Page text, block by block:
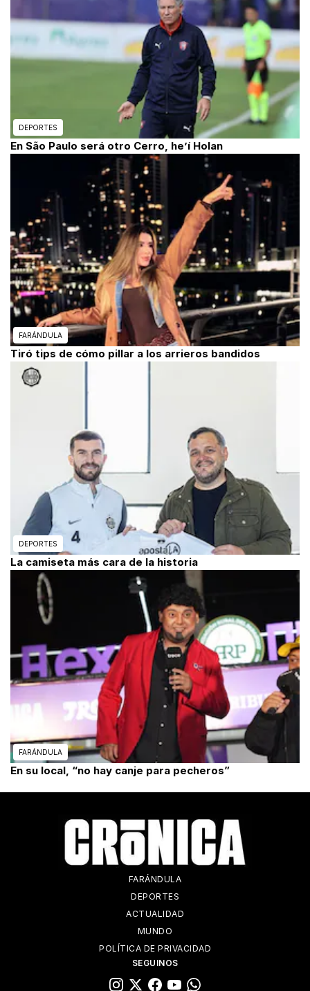
DEPORTES
En São Paulo será otro Cerro, he’í Holan
FARÁNDULA
Tiró tips de cómo pillar a los arrieros bandidos
DEPORTES
La camiseta más cara de la historia
FARÁNDULA
En su local, “no hay canje para pecheros”
FARÁNDULA
DEPORTES
ACTUALIDAD
MUNDO
POLÍTICA DE PRIVACIDAD
SEGUINOS